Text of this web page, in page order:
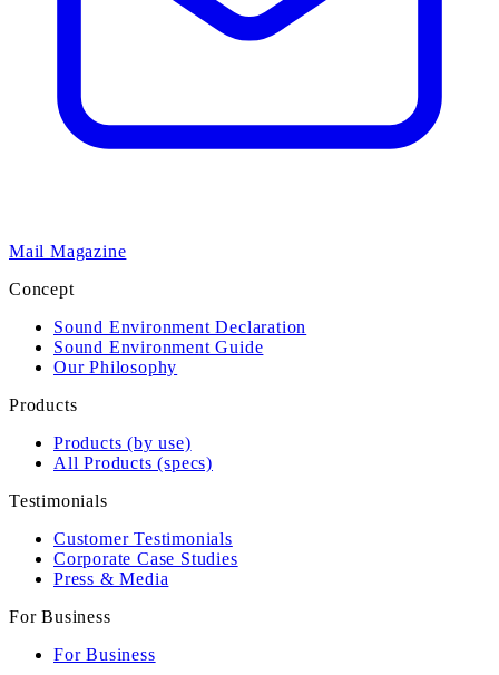
Mail Magazine
Concept
Sound Environment Declaration
Sound Environment Guide
Our Philosophy
Products
Products (by use)
All Products (specs)
Testimonials
Customer Testimonials
Corporate Case Studies
Press & Media
For Business
For Business